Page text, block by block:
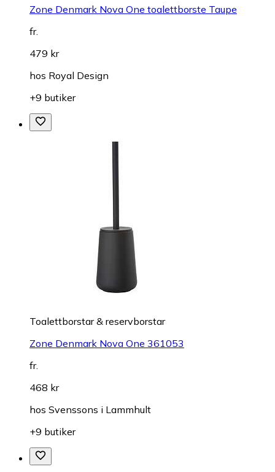
Zone Denmark Nova One toalettborste Taupe
fr.
479 kr
hos Royal Design
+9 butiker
Toalettborstar & reservborstar
Zone Denmark Nova One 361053
fr.
468 kr
hos Svenssons i Lammhult
+9 butiker